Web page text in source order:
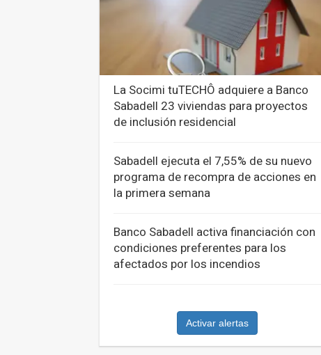
La Socimi tuTECHÔ adquiere a Banco
Sabadell 23 viviendas para proyectos
de inclusión residencial
Sabadell ejecuta el 7,55% de su nuevo
programa de recompra de acciones en
la primera semana
Banco Sabadell activa financiación con
condiciones preferentes para los
afectados por los incendios
Activar alertas